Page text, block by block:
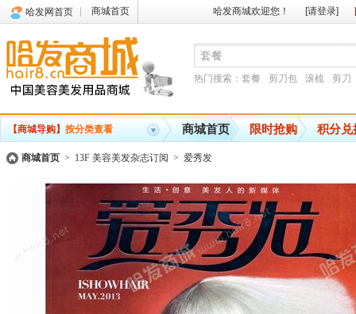
哈发网首页 商城首页 哈发商城欢迎您！ [请登录]
热门搜索： 套餐 剪刀包 滚梳 剪刀
【商城导购】 按分类查看 商城首页 限时抢购 积分兑
商城首页 > 13F 美容美发杂志订阅 > 爱秀发